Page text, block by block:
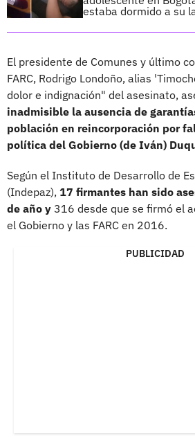
estaba dormido a su
El presidente de Comunes y último
FARC, Rodrigo Londoño, alias
dolor e indignación" del asesinato,
inadmisible la ausencia de
población en reincorporación por
política del Gobierno (de Iván)
Según el Instituto de Desarrollo de
(Indepaz), 17 firmantes han sido
de año y 316 desde que se firmó el
el Gobierno y las FARC en 2016.
PUBLICIDAD